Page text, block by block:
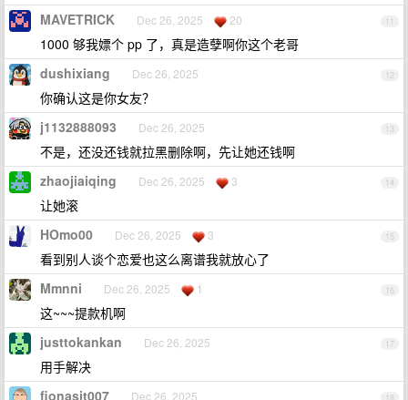
11
MAVETRICK Dec 26, 2025 20
1000 够我嫖个 pp 了，真是造孽啊你这个老哥
12
dushixiang Dec 26, 2025
你确认这是你女友？
13
j1132888093 Dec 26, 2025
不是，还没还钱就拉黑删除啊，先让她还钱啊
14
zhaojiaiqing Dec 26, 2025 3
让她滚
15
HOmo00 Dec 26, 2025 3
看到别人谈个恋爱也这么离谱我就放心了
16
Mmnni Dec 26, 2025 1
这~~~提款机啊
17
justtokankan Dec 26, 2025
用手解决
fionasit007 Dec 26, 2025